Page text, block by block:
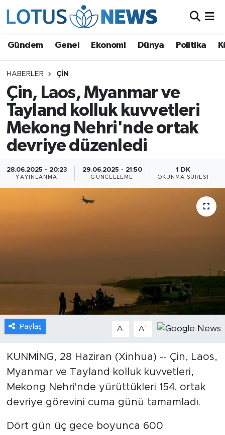
Gündem Genel Ekonomi Dünya Politika
HABERLER ÇIN
Çin, Laos, Myanmar ve
Tayland kolluk kuvvetleri
Mekong Nehri'nde ortak
devriye düzenledi
28.06.2025 - 20:23
YAYINLANMA
29.06.2025 - 21:50
GÜNCELLEME
1 DK
OKUNMA SÜRESI
Paylaş A- A+
KUNMİNG, 28 Haziran (Xinhua) -- Çin, Laos,
Myanmar ve Tayland kolluk kuvvetleri,
Mekong Nehri'nde yürüttükleri 154. ortak
devriye görevini cuma günü tamamladı.
Dört gün üç gece boyunca 600
Ekonomi
Dünya
Politika
Kültür - Sanat ve Tarih
Yaşam
Foto Haber
Xinhua Türkiye
Seyahat